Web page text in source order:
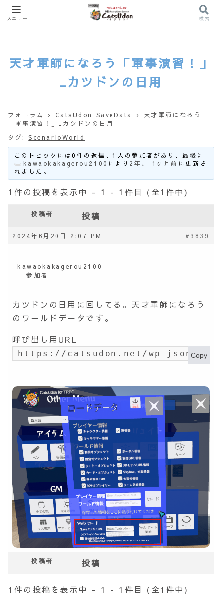
天才軍師になろう「軍事演習！」
_カツドンの日用
フォーラム › CatsUdon SaveData ›
天才軍師になろう
「軍事演習！」_カツドンの日用
タグ:ScenarioWorld
このトピックには0件の返信、1人の参加者があり、最後に
kawaokakagerou2100 により 2年、 1ヶ月前 に更新さ
れました。
1件の投稿を表示中 - 1 - 1件目 (全1件中)
投稿者 投稿
2024年6月20日 2:07 PM #3839
kawaokakagerou2100
参加者
カツドンの日用に回してる。天才軍師になろう
のワールドデータです。
呼び出し用URL
https://catsudon.net/wp-json/my-
Copy
投稿者 投稿
1件の投稿を表示中 - 1 - 1件目 (全1件中)
メニュー 検索